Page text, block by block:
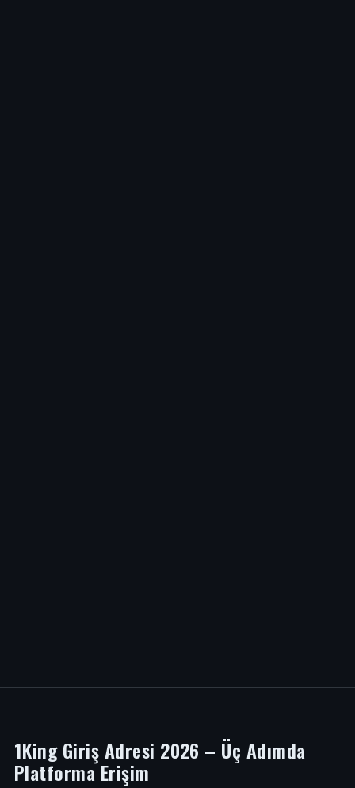
1King Giriş Adresi 2026 – Üç Adımda
Platforma Erişim